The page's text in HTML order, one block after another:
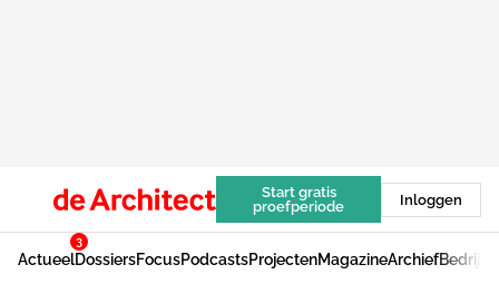
Start gratis
proefperiode
Inloggen
Actueel
3
DossiersFocusPodcastsProjectenMagazineArchief